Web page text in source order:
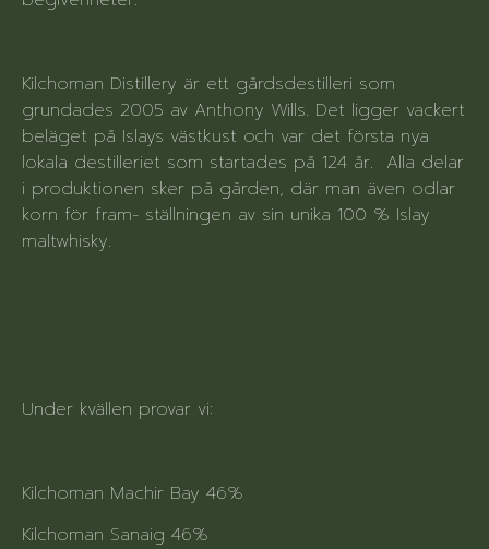
Kilchoman Distillery är ett gårdsdestilleri som
grundades 2005 av Anthony Wills. Det ligger vackert
beläget på Islays västkust och var det första nya
lokala destilleriet som startades på 124 år. Alla delar
i produktionen sker på gården, där man även odlar
korn för fram- ställningen av sin unika 100 % Islay
maltwhisky.
Under kvällen provar vi:
Kilchoman Machir Bay 46%
Kilchoman Sanaig 46%